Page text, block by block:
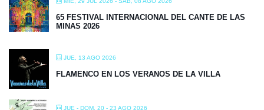
65 FESTIVAL INTERNACIONAL DEL CANTE DE LAS
MINAS 2026
JUE, 13 AGO 2026
FLAMENCO EN LOS VERANOS DE LA VILLA
JUE - DOM, 20 - 23 AGO 2026